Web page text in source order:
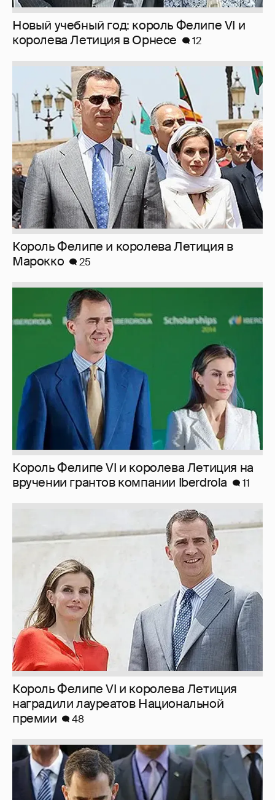
Новый учебный год: король Фелипе VI и
королева Летиция в Орнесе
12
Король Фелипе и королева Летиция в
Марокко
25
Король Фелипе VI и королева Летиция на
вручении грантов компании Iberdrola
11
Король Фелипе VI и королева Летиция
наградили лауреатов Национальной
премии
48